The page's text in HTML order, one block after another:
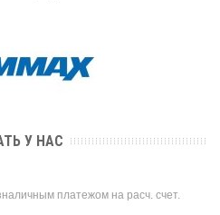
У НАС
платежом на расч. счет.